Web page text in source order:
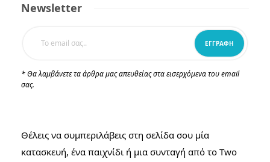
Newsletter
* Θα λαμβάνετε τα άρθρα μας απευθείας στα εισερχόμενα του email
σας.
Θέλεις να συμπεριλάβεις στη σελίδα σου μία
κατασκευή, ένα παιχνίδι ή μια συνταγή από το Two